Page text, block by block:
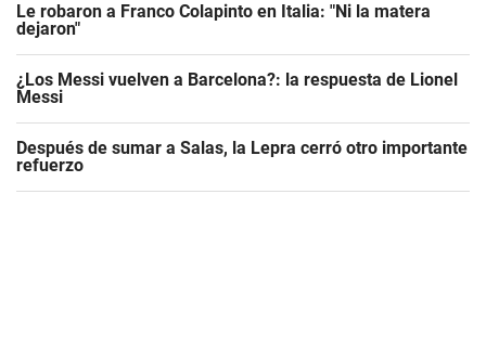
Le robaron a Franco Colapinto en Italia: "Ni la matera
dejaron"
¿Los Messi vuelven a Barcelona?: la respuesta de Lionel
Messi
Después de sumar a Salas, la Lepra cerró otro importante
refuerzo